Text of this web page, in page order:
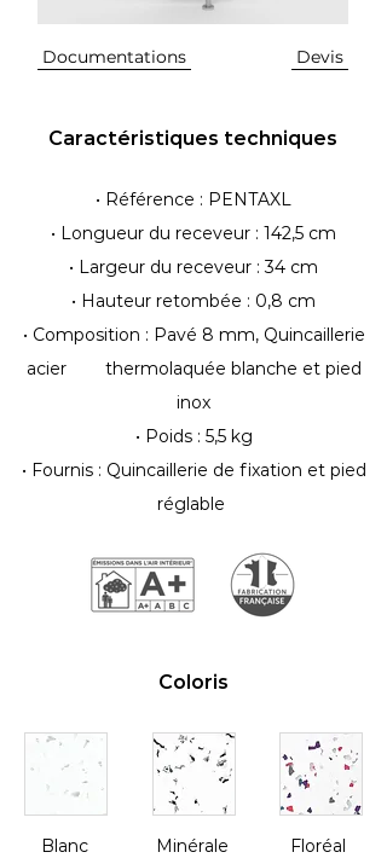
Documentations Devis
Caractéristiques techniques
• Référence : PENTAXL
• Longueur du receveur : 142,5 cm
• Largeur du receveur : 34 cm
• Hauteur retombée : 0,8 cm
• Composition : Pavé 8 mm, Quincaillerie
acier thermolaquée blanche et pied
inox
• Poids : 5,5 kg
• Fournis : Quincaillerie de fixation et pied
réglable
Coloris
Blanc Minérale Floréal